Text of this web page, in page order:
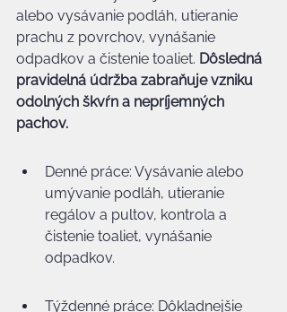
alebo vysávanie podláh, utieranie
prachu z povrchov, vynášanie
odpadkov a čistenie toaliet. Dôsledná
pravidelná údržba zabraňuje vzniku
odolných škvŕn a nepríjemných
pachov.
Denné práce: Vysávanie alebo
umývanie podláh, utieranie
regálov a pultov, kontrola a
čistenie toaliet, vynášanie
odpadkov.
Týždenné práce: Dôkladnejšie